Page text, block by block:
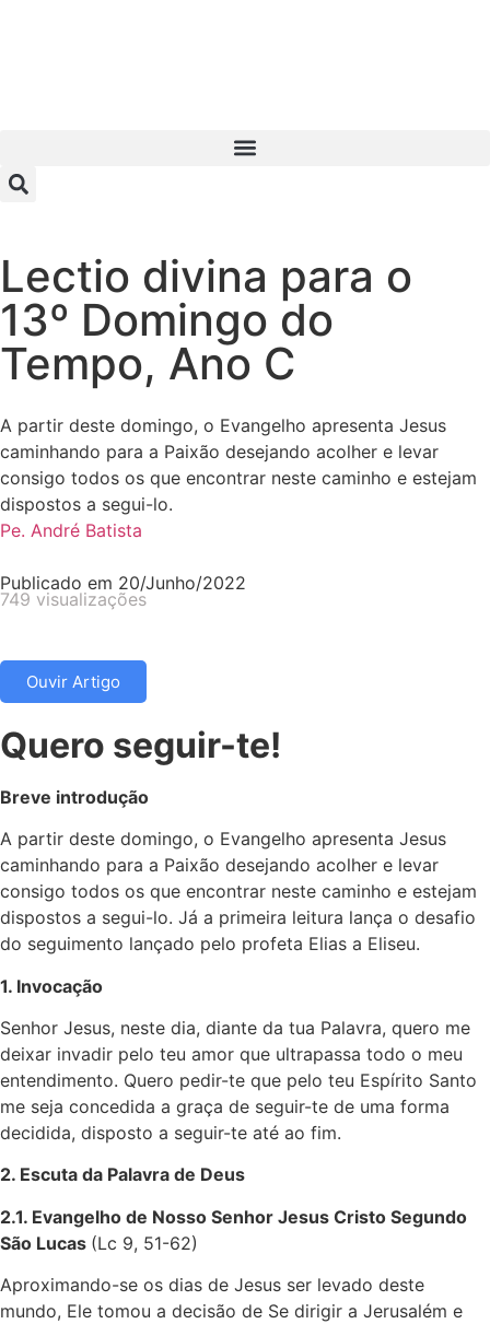
Lectio divina para o
13º Domingo do
Tempo, Ano C
A partir deste domingo, o Evangelho apresenta Jesus
caminhando para a Paixão desejando acolher e levar
consigo todos os que encontrar neste caminho e estejam
dispostos a segui-lo.
Pe. André Batista
Publicado em 20/Junho/2022
749 visualizações
Ouvir Artigo
Quero seguir-te!
Breve introdução
A partir deste domingo, o Evangelho apresenta Jesus
caminhando para a Paixão desejando acolher e levar
consigo todos os que encontrar neste caminho e estejam
dispostos a segui-lo. Já a primeira leitura lança o desafio
do seguimento lançado pelo profeta Elias a Eliseu.
1. Invocação
Senhor Jesus, neste dia, diante da tua Palavra, quero me
deixar invadir pelo teu amor que ultrapassa todo o meu
entendimento. Quero pedir-te que pelo teu Espírito Santo
me seja concedida a graça de seguir-te de uma forma
decidida, disposto a seguir-te até ao fim.
2. Escuta da Palavra de Deus
2.1. Evangelho de Nosso Senhor Jesus Cristo Segundo
São Lucas (Lc 9, 51-62)
Aproximando-se os dias de Jesus ser levado deste
mundo, Ele tomou a decisão de Se dirigir a Jerusalém e